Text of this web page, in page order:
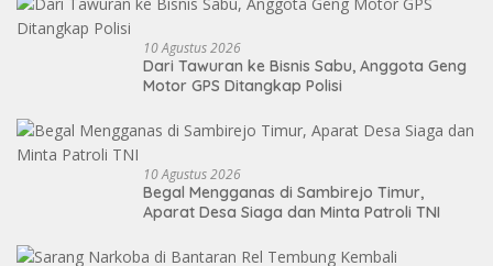
10 Agustus 2026
Dari Tawuran ke Bisnis Sabu, Anggota Geng
Motor GPS Ditangkap Polisi
10 Agustus 2026
Begal Mengganas di Sambirejo Timur,
Aparat Desa Siaga dan Minta Patroli TNI